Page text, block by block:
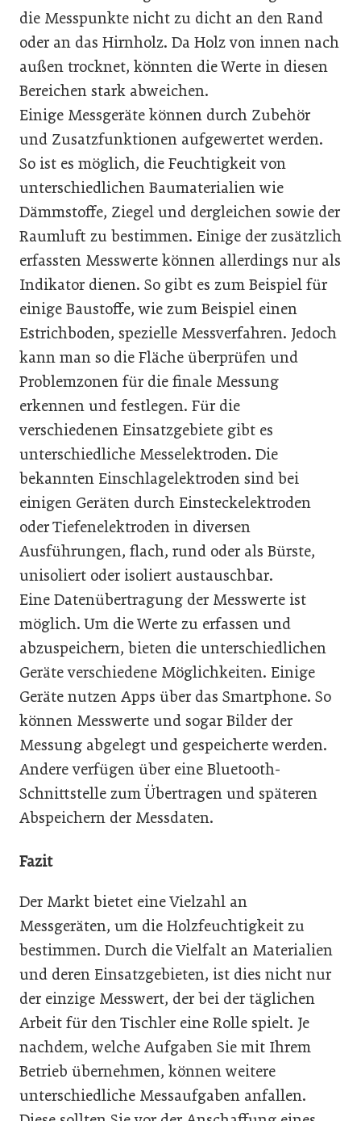
die Messpunkte nicht zu dicht an den Rand
oder an das Hirnholz. Da Holz von innen nach
außen trocknet, könnten die Werte in diesen
Bereichen stark abweichen.
Einige Messgeräte können durch Zubehör
und Zusatzfunktionen aufgewertet werden.
So ist es möglich, die Feuchtigkeit von
unterschiedlichen Baumaterialien wie
Dämmstoffe, Ziegel und dergleichen sowie der
Raumluft zu bestimmen. Einige der zusätzlich
erfassten Messwerte können allerdings nur als
Indikator dienen. So gibt es zum Beispiel für
einige Baustoffe, wie zum Beispiel einen
Estrichboden, spezielle Messverfahren. Jedoch
kann man so die Fläche überprüfen und
Problemzonen für die finale Messung
erkennen und festlegen. Für die
verschiedenen Einsatzgebiete gibt es
unterschiedliche Messelektroden. Die
bekannten Einschlagelektroden sind bei
einigen Geräten durch Einsteckelektroden
oder Tiefenelektroden in diversen
Ausführungen, flach, rund oder als Bürste,
unisoliert oder isoliert austauschbar.
Eine Datenübertragung der Messwerte ist
möglich. Um die Werte zu erfassen und
abzuspeichern, bieten die unterschiedlichen
Geräte verschiedene Möglichkeiten. Einige
Geräte nutzen Apps über das Smartphone. So
können Messwerte und sogar Bilder der
Messung abgelegt und gespeicherte werden.
Andere verfügen über eine Bluetooth-
Schnittstelle zum Übertragen und späteren
Abspeichern der Messdaten.
Fazit
Der Markt bietet eine Vielzahl an
Messgeräten, um die Holzfeuchtigkeit zu
bestimmen. Durch die Vielfalt an Materialien
und deren Einsatzgebieten, ist dies nicht nur
der einzige Messwert, der bei der täglichen
Arbeit für den Tischler eine Rolle spielt. Je
nachdem, welche Aufgaben Sie mit Ihrem
Betrieb übernehmen, können weitere
unterschiedliche Messaufgaben anfallen.